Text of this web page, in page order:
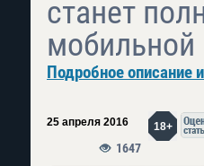
станет
мобильной
Подробное описание
25 апреля 2016 18+
1647